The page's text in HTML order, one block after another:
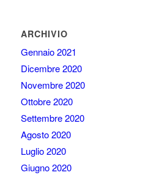
ARCHIVIO
Gennaio 2021
Dicembre 2020
Novembre 2020
Ottobre 2020
Settembre 2020
Agosto 2020
Luglio 2020
Giugno 2020